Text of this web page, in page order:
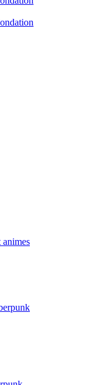
animes